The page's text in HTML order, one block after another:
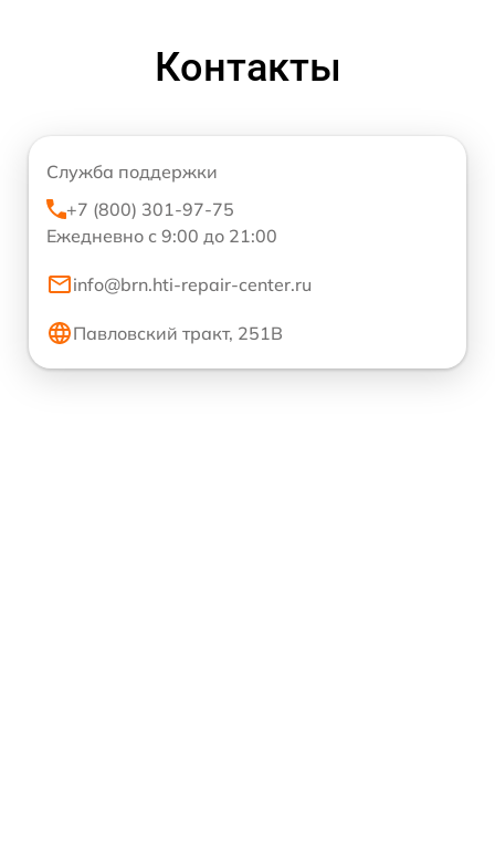
Контакты
Служба поддержки
+7 (800) 301-97-75
Ежедневно с 9:00 до 21:00
info@brn.hti-repair-center.ru
Павловский тракт, 251В